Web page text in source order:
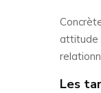
attitude
Les